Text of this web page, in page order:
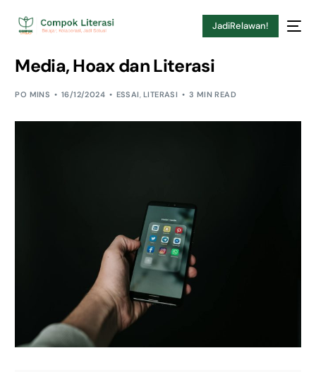
JadiRelawan!
Media, Hoax dan Literasi
PO MINS 16/12/2024 ESSAI, LITERASI 3 MIN READ